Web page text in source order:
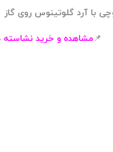
📌مشاهده و خرید